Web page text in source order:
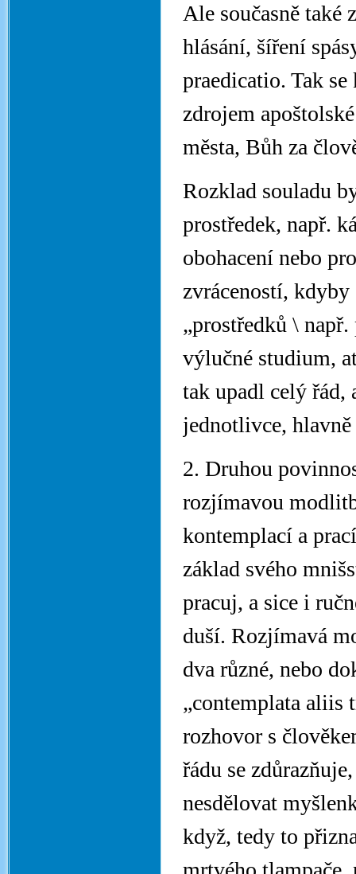
Ale současně také
hlásání, šíření
praedicatio. Tak
zdrojem
města, Bůh za
Rozklad souladu
prostředek, např.
obohacení nebo
zvráceností,
„prostředků \
výlučné studium,
tak upadl celý řád,
jednotlivce, hlavně
2. Druhou
rozjímavou
kontemplací a
základ svého
pracuj, a sice i
duší. Rozjímavá
dva různé, nebo
„contemplata aliis
rozhovor s
řádu se
nesdělovat
když, tedy to